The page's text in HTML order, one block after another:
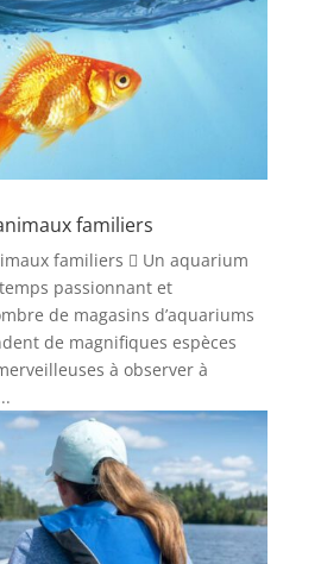
familiers
familiers  Un aquarium
passionnant et
de magasins d’aquariums
de magnifiques espèces
à observer à